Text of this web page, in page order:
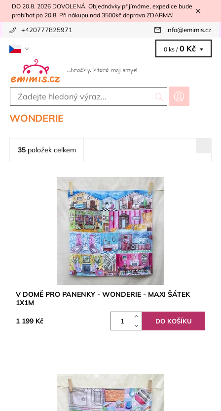
DO 20.8. 2026 DOVOLENÁ. Objednávky přijímáme, expedice bude
probíhat po 20.8. Při nákupu nad 3500kč doprava ZDARMA!
+420777825971 info@emimis.cz
0 ks / 0 Kč
WONDERIE
35 položek celkem
V DOMĚ PRO PANENKY - WONDERIE - MAXI ŠÁTEK
1X1M
1 199 Kč